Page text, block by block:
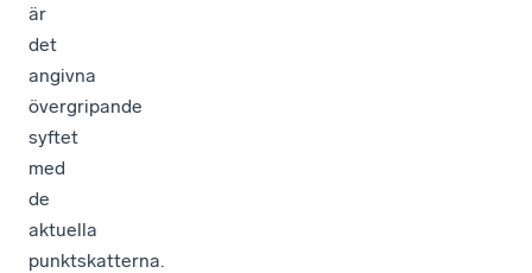
är
det
angivna
övergripande
syftet
med
de
aktuella
punktskatterna.